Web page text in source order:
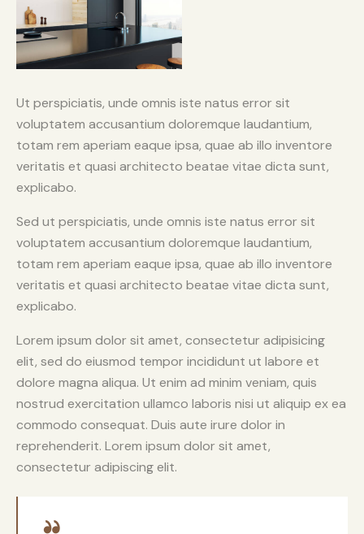
Ut perspiciatis, unde omnis iste natus error sit
voluptatem accusantium doloremque laudantium,
totam rem aperiam eaque ipsa, quae ab illo inventore
veritatis et quasi architecto beatae vitae dicta sunt,
explicabo.
Sed ut perspiciatis, unde omnis iste natus error sit
voluptatem accusantium doloremque laudantium,
totam rem aperiam eaque ipsa, quae ab illo inventore
veritatis et quasi architecto beatae vitae dicta sunt,
explicabo.
Lorem ipsum dolor sit amet, consectetur adipisicing
elit, sed do eiusmod tempor incididunt ut labore et
dolore magna aliqua. Ut enim ad minim veniam, quis
nostrud exercitation ullamco laboris nisi ut aliquip ex ea
commodo consequat. Duis aute irure dolor in
reprehenderit. Lorem ipsum dolor sit amet,
consectetur adipiscing elit.